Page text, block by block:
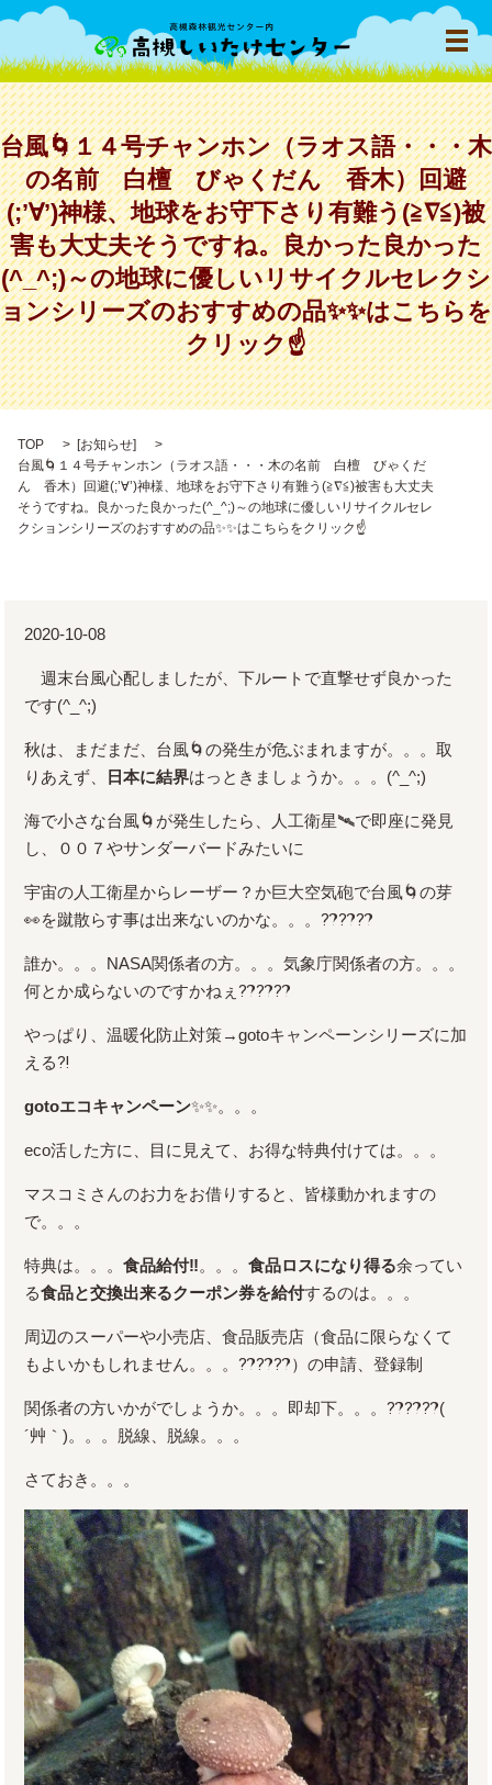
メ
台風🌀１４号チャンホン（ラオス語・・・木
の名前 白檀 びゃくだん 香木）回避
(;’∀’)神様、地球をお守下さり有難う(≧∇≦)被
害も大丈夫そうですね。良かった良かった
(^_^;)～の地球に優しいリサイクルセレクシ
ョンシリーズのおすすめの品✨✨はこちらを
クリック☝
TOP [お知らせ]
台風🌀１４号チャンホン（ラオス語・・・木の名前 白檀 びゃくだ
ん 香木）回避(;’∀’)神様、地球をお守下さり有難う(≧∇≦)被害も大丈夫
そうですね。良かった良かった(^_^;)～の地球に優しいリサイクルセレ
クションシリーズのおすすめの品✨✨はこちらをクリック☝
2020-10-08
週末台風心配しましたが、下ルートで直撃せず良かった
です(^_^;)
秋は、まだまだ、台風🌀の発生が危ぶまれますが。。。取
りあえず、
日本に結界はっときましょうか。。。(^_^;)
海で小さな台風🌀が発生したら、人工衛星🛰で即座に発見
し、００７やサンダーバードみたいに
宇宙の人工衛星からレーザー？か巨大空気砲で台風🌀の芽
👀を蹴散らす事は出来ないのかな。。。⁇⁇⁇
誰か。。。NASA関係者の方。。。気象庁関係者の方。。。
何とか成らないのですかねぇ⁇⁇⁇
やっぱり、温暖化防止対策→gotoキャンペーンシリーズに加
える⁈
gotoエコキャンペーン✨✨。。。
eco活した方に、目に見えて、お得な特典付けては。。。
マスコミさんのお力をお借りすると、皆様動かれますの
で。。。
特典は。。。食品給付‼。。。食品ロスになり得る余ってい
る食品と交換出来るクーポン券を給付するのは。。。
周辺のスーパーや小売店、食品販売店（食品に限らなくて
もよいかもしれません。。。⁇⁇⁇）の申請、登録制
関係者の方いかがでしょうか。。。即却下。。。⁇⁇⁇(
´艸｀)。。。脱線、脱線。。。
さておき。。。